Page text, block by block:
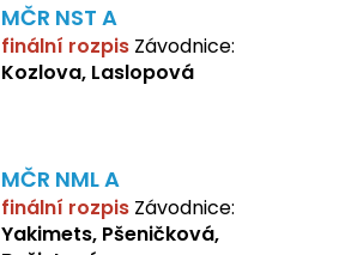
MČR NST A
finální rozpis Závodnice:
Kozlova, Laslopová
MČR NML A
finální rozpis Závodnice:
Yakimets, Pšeničková,